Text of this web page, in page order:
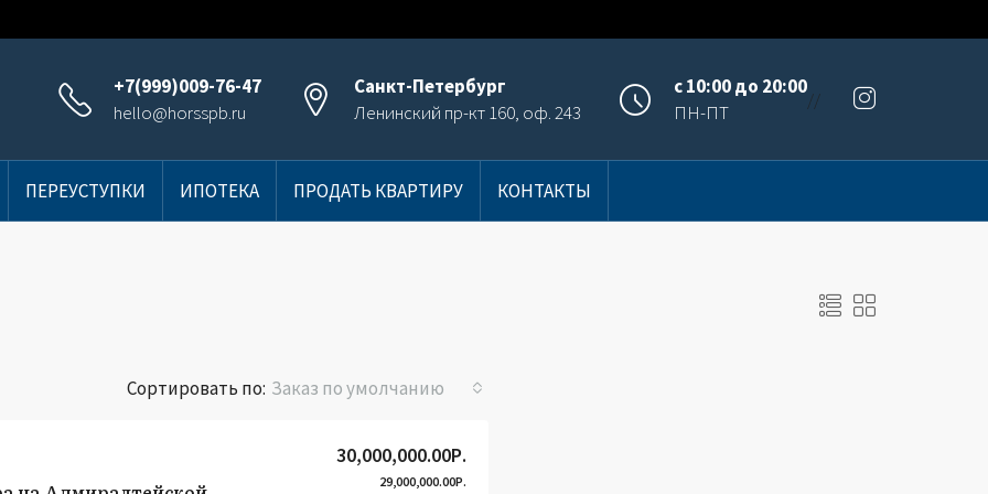
+7(999)009-76-47
hello@horsspb.ru
Санкт-Петербург
Ленинский пр-кт 160, оф. 243
с 10:00 до 20:00
ПН-ПТ
//
ПЕРЕУСТУПКИ ИПОТЕКА ПРОДАТЬ КВАРТИРУ КОНТАКТЫ
Сортировать по: Заказ по умолчанию
30,000,000.00Р.
29,000,000.00Р.